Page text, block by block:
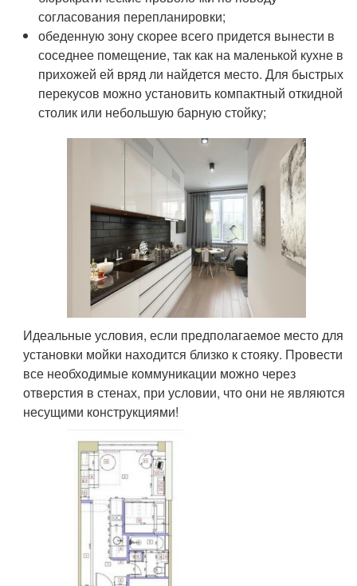
согласования перепланировки;
обеденную зону скорее всего придется вынести в
соседнее помещение, так как на маленькой кухне в
прихожей ей вряд ли найдется место. Для быстрых
перекусов можно установить компактный откидной
столик или небольшую барную стойку;
Идеальные условия, если предполагаемое место для
установки мойки находится близко к стояку. Провести
все необходимые коммуникации можно через
отверстия в стенах, при условии, что они не являются
несущими конструкциями!